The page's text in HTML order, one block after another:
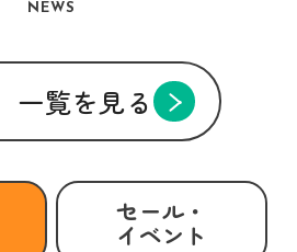
NEWS
一覧を見る
セール・
イベント